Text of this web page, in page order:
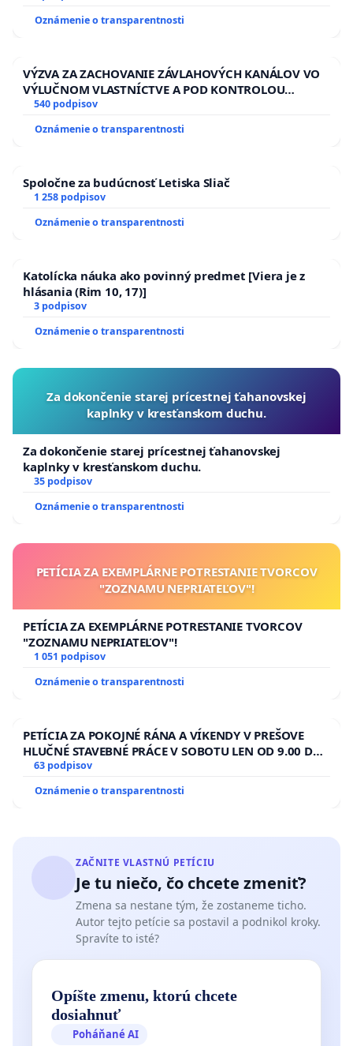
Oznámenie o transparentnosti
VÝZVA ZA ZACHOVANIE ZÁVLAHOVÝCH KANÁLOV VO
VÝLUČNOM VLASTNÍCTVE A POD KONTROLOU
SLOVENSKEJ REPUBLIKY & žiadosť na riešenie
zanedbaného stavu závlahových a odvodňovacích
kanálov na Slovensku
540 podpisov
Oznámenie o transparentnosti
Spoločne za budúcnosť Letiska Sliač
1 258 podpisov
Oznámenie o transparentnosti
Katolícka náuka ako povinný predmet [Viera je z
hlásania (Rim 10, 17)]
3 podpisov
Oznámenie o transparentnosti
Za dokončenie starej prícestnej ťahanovskej
kaplnky v kresťanskom duchu.
Za dokončenie starej prícestnej ťahanovskej
kaplnky v kresťanskom duchu.
35 podpisov
Oznámenie o transparentnosti
PETÍCIA ZA EXEMPLÁRNE POTRESTANIE TVORCOV
"ZOZNAMU NEPRIATEĽOV"!
PETÍCIA ZA EXEMPLÁRNE POTRESTANIE TVORCOV
"ZOZNAMU NEPRIATEĽOV"!
1 051 podpisov
Oznámenie o transparentnosti
PETÍCIA ZA POKOJNÉ RÁNA A VÍKENDY V PREŠOVE
HLUČNÉ STAVEBNÉ PRÁCE V SOBOTU LEN OD 9.00 DO
13.00 HOD., CEZ PRACOVNÝ TÝŽDEŇ CIEĽ 8.00 – 18.00
HOD. A PRAVIDELNÁ KONTROLA STAVBY C-AREA NA
ĎUMBIERSKEJ/MAGU
63 podpisov
Oznámenie o transparentnosti
ZAČNITE VLASTNÚ PETÍCIU
Je tu niečo, čo chcete zmeniť?
Zmena sa nestane tým, že zostaneme ticho.
Autor tejto petície sa postavil a podnikol kroky.
Spravíte to isté?
Opíšte zmenu, ktorú chcete
dosiahnuť
Poháňané AI